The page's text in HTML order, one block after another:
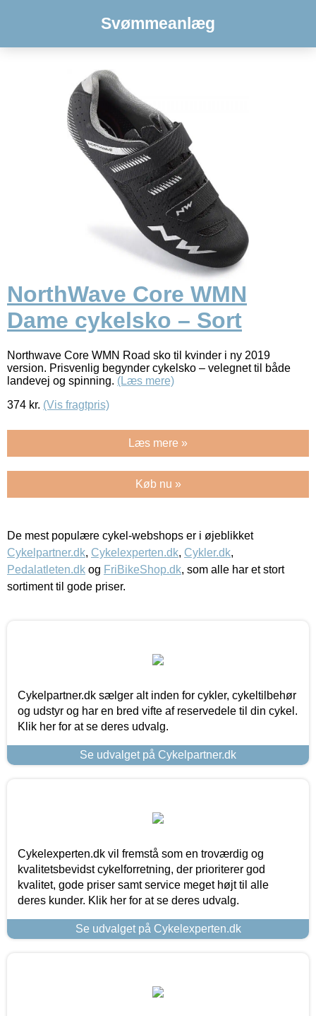
Svømmeanlæg
NorthWave Core WMN
Dame cykelsko – Sort
Northwave Core WMN Road sko til kvinder i ny 2019
version. Prisvenlig begynder cykelsko – velegnet til både
landevej og spinning. (Læs mere)
374 kr. (Vis fragtpris)
Læs mere »
Køb nu »
De mest populære cykel-webshops er i øjeblikket
Cykelpartner.dk, Cykelexperten.dk, Cykler.dk,
Pedalatleten.dk og FriBikeShop.dk, som alle har et stort
sortiment til gode priser.
Cykelpartner.dk sælger alt inden for cykler, cykeltilbehør
og udstyr og har en bred vifte af reservedele til din cykel.
Klik her for at se deres udvalg.
Se udvalget på Cykelpartner.dk
Cykelexperten.dk vil fremstå som en troværdig og
kvalitetsbevidst cykelforretning, der prioriterer god
kvalitet, gode priser samt service meget højt til alle
deres kunder. Klik her for at se deres udvalg.
Se udvalget på Cykelexperten.dk